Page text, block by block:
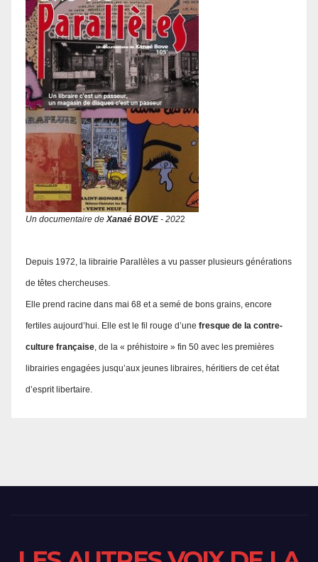
Un documentaire deXanaé BOVE- 2022
Depuis 1972, la librairie Parallèles a vu passer plusieurs générations
de têtes chercheuses.
Elle prend racine dans mai 68 et a semé de bons grains, encore
fertiles aujourd’hui. Elle est le fil rouge d’une fresque de la contre-
culture française, de la « préhistoire » fin 50 avec les premières
librairies engagées jusqu’aux jeunes libraires, héritiers de cet état
d’esprit libertaire.